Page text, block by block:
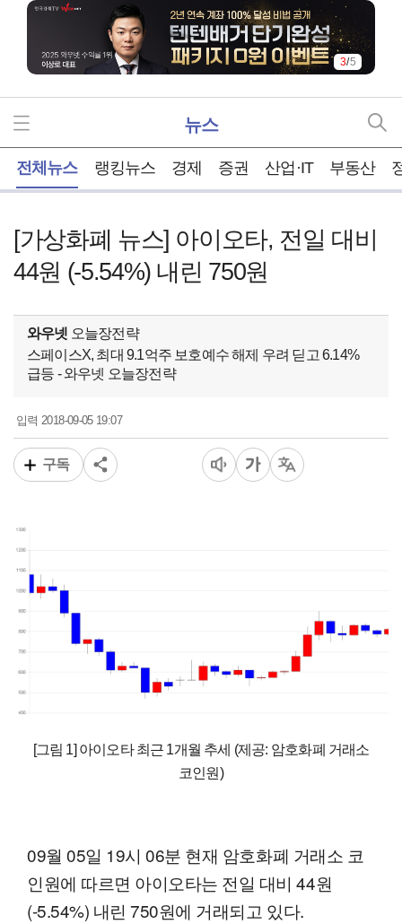
3/5
뉴스
전체뉴스 랭킹뉴스 경제 증권 산업·IT 부동산
[가상화폐 뉴스] 아이오타, 전일 대비
44원 (-5.54%) 내린 750원
와우넷 오늘장전략
스페이스X, 최대 9.1억주 보호예수 해제 우려 딛고 6.14%
급등 - 와우넷 오늘장전략
입력2018-09-05 19:07
구독
[그림 1] 아이오타 최근 1개월 추세 (제공: 암호화폐 거래소
코인원)
09월 05일 19시 06분 현재 암호화폐 거래소 코
인원에 따르면 아이오타는 전일 대비 44원
(-5.54%) 내린 750원에 거래되고 있다.